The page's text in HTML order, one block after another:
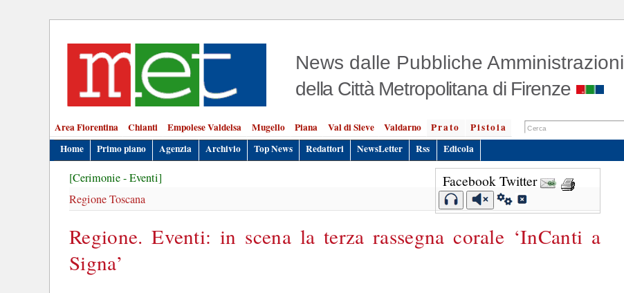
News dalle Pubbliche Amministrazioni
della Città Metropolitana di Firenze
Area Fiorentina Chianti Empolese Valdelsa Mugello Piana Val di Sieve Valdarno Prato
Pistoia
Home
Primo piano Agenzia Archivio Top News Redattori NewsLetter Rss Edicola
Facebook Twitter
[Cerimonie - Eventi]
Regione Toscana
Regione. Eventi: in scena la terza rassegna corale ‘InCanti a
Signa’